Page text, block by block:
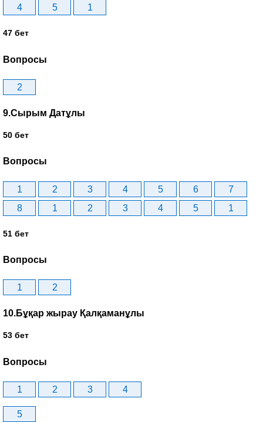
4 5 1
47 бет
Вопросы
2
9.Сырым Датұлы
50 бет
Вопросы
1 2 3 4 5 6
7
8
1 2 3 4 5 1
51 бет
Вопросы
1 2
10.Бұқар жырау Қалқаманұлы
53 бет
Вопросы
1 2 3 4
5